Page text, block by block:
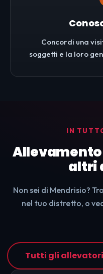
Concordi una
soggetti e la loro
IN
Allevamento
altri
Non sei di Mendrisio?
nel tuo distretto, o
Tutti gli